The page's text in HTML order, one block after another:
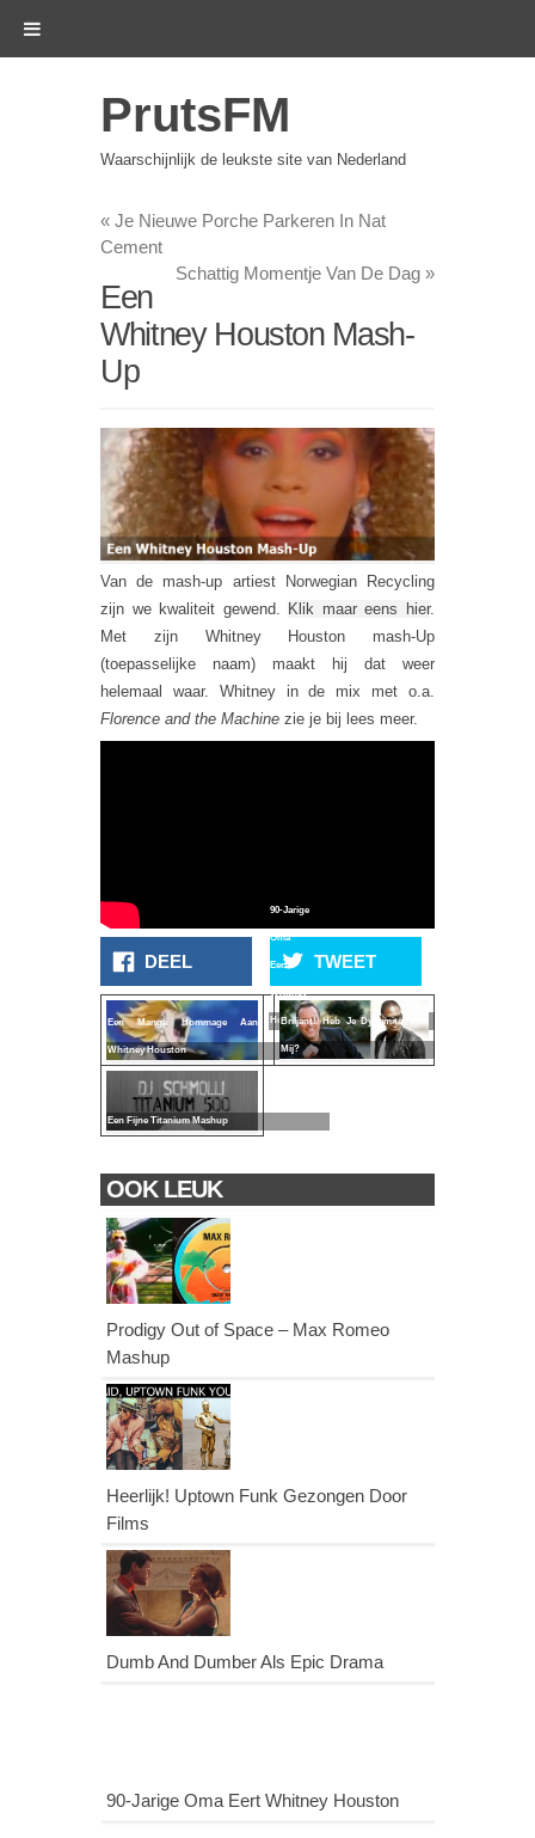
PrutsFM
Waarschijnlijk de leukste site van Nederland
« Je Nieuwe Porche Parkeren In Nat
Cement
Schattig Momentje Van De Dag »
Een
Whitney Houston Mash-
Up
Van de mash-up artiest Norwegian Recycling
zijn we kwaliteit gewend. Klik maar eens hier.
Met zijn Whitney Houston mash-Up
(toepasselijke naam) maakt hij dat weer
helemaal waar. Whitney in de mix met o.a.
Florence and the Machine zie je bij lees meer.
DEEL TWEET
Een Manga Hommage Aan
Whitney Houston
90-Jarige
Oma
Eert
Houston
Briljant! Heb Je Dynamite Voor
Mij?
Een Fijne Titanium Mashup
OOK LEUK
Prodigy Out of Space – Max Romeo
Mashup
Heerlijk! Uptown Funk Gezongen Door
Films
Dumb And Dumber Als Epic Drama
90-Jarige Oma Eert Whitney Houston